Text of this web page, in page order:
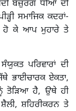
ਬਜ਼ੁਰਗ ਧੀਆਂ ਦੀ
ਸਮਾਜਿਕ ਕਦਰਾਂ-
ਹੋ ਕੇ ਆਪ ਮੁਹਾਰੇ ਤੇ
ਪਰਿਵਾਰਾਂ ਦੀ
ਭਾਈਚਾਰਕ ਏਕਤਾ,
ਤੋੜਿਆ ਹੈ, ਉਥੇ ਹੀ
ਸ਼ਹਿਰੀਕਰਨ ਤੇ